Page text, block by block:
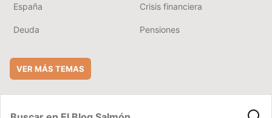
España Crisis financiera
Deuda Pensiones
VER MÁS TEMAS